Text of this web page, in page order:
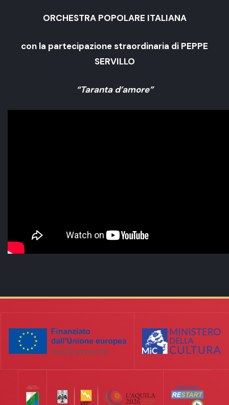
ORCHESTRA POPOLARE ITALIANA
con la partecipazione straordinaria di PEPPE
SERVILLO
“Taranta d’amore”